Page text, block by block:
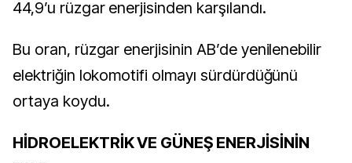
44,9’u rüzgar enerjisinden karşılandı.
Bu oran, rüzgar enerjisinin AB’de yenilenebilir
elektriğin lokomotifi olmayı sürdürdüğünü
ortaya koydu.
HİDROELEKTRİK VE GÜNEŞ ENERJİSİNİN